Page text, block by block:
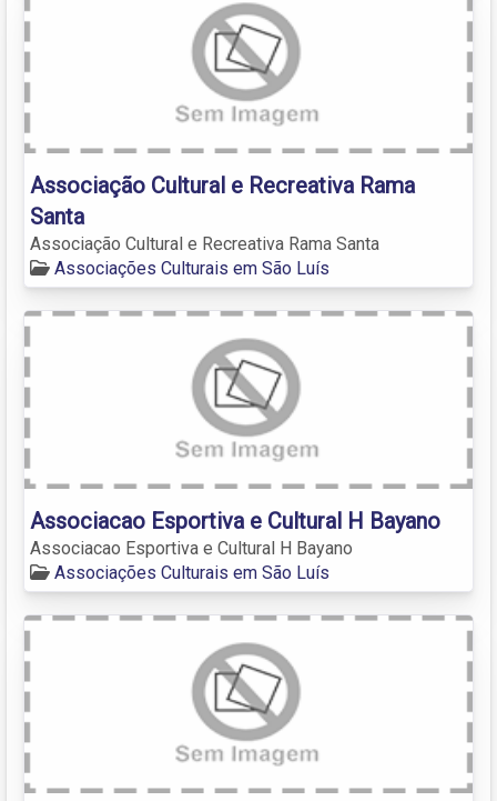
Associação Cultural e Recreativa Rama
Santa
Associação Cultural e Recreativa Rama Santa
Associações Culturais em São Luís
Associacao Esportiva e Cultural H Bayano
Associacao Esportiva e Cultural H Bayano
Associações Culturais em São Luís